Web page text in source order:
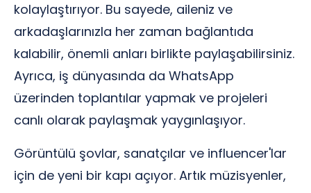
kolaylaştırıyor. Bu sayede, aileniz ve
arkadaşlarınızla her zaman bağlantıda
kalabilir, önemli anları birlikte paylaşabilirsiniz.
Ayrıca, iş dünyasında da WhatsApp
üzerinden toplantılar yapmak ve projeleri
canlı olarak paylaşmak yaygınlaşıyor.
Görüntülü şovlar, sanatçılar ve influencer'lar
için de yeni bir kapı açıyor. Artık müzisyenler,